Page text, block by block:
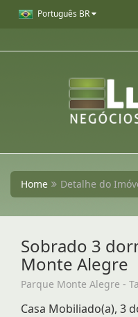
Português BR
Home Detalhe do
Sobrado 3
Monte Alegre
Parque Monte Alegre -
Casa Mobiliado(a), 3